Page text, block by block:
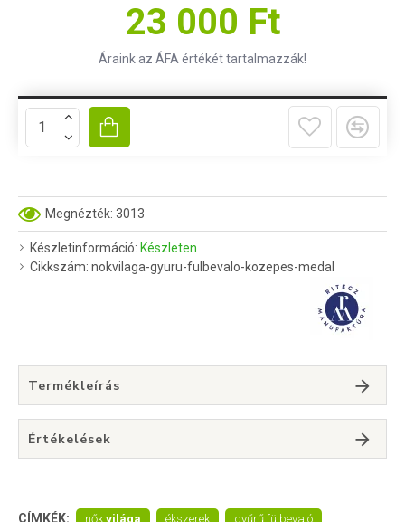
Készletinformáció: Készleten
Cikkszám: nokvilaga-gyuru-fulbevalo-kozepes-medal
Megnézték: 3013
23 000 Ft
Áraink az ÁFA értékét tartalmazzák!
Termékleírás
Értékelések
CÍMKÉK: nőkvilága ékszerek
gyűrű.fülbevaló